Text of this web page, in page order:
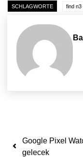
SCHLAGWORTE find n3
Yazı
Google Pixel
gelecek